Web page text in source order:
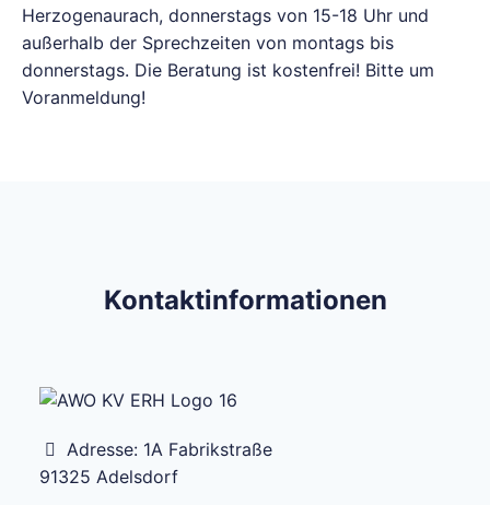
Herzogenaurach, donnerstags von 15-18 Uhr und
außerhalb der Sprechzeiten von montags bis
donnerstags. Die Beratung ist kostenfrei! Bitte um
Voranmeldung!
Kontaktinformationen
Adresse: 1A Fabrikstraße
91325 Adelsdorf